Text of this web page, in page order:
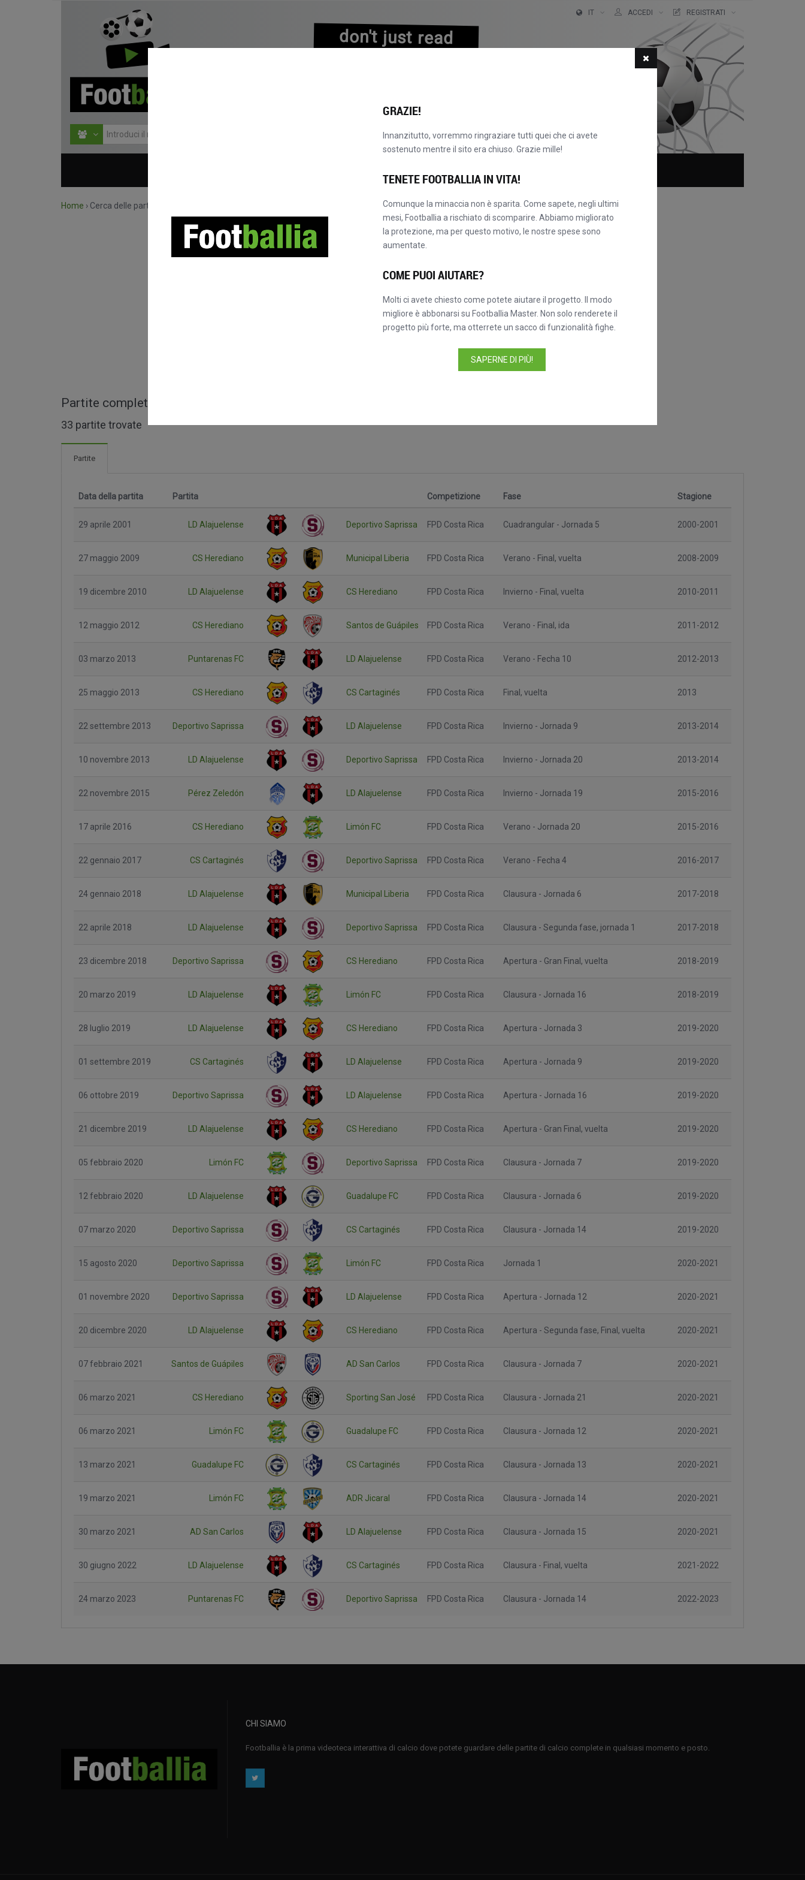
don't just read
IT ACCEDI REGISTRATI
Home › Cerca delle partite per competizione
Partite complete di FPD Costa Rica
33 partite trovate
Partite
Data della partita Partita Competizione Fase Stagione
29 aprile 2001 LD Alajuelense Deportivo Saprissa FPD Costa Rica Cuadrangular - Jornada 5 2000-2001
27 maggio 2009 CS Herediano Municipal Liberia FPD Costa Rica Verano - Final, vuelta 2008-2009
19 dicembre 2010 LD Alajuelense CS Herediano FPD Costa Rica Invierno - Final, vuelta 2010-2011
12 maggio 2012 CS Herediano Santos de Guápiles FPD Costa Rica Verano - Final, ida 2011-2012
03 marzo 2013 Puntarenas FC LD Alajuelense FPD Costa Rica Verano - Fecha 10 2012-2013
25 maggio 2013 CS Herediano CS Cartaginés FPD Costa Rica Final, vuelta 2013
22 settembre 2013 Deportivo Saprissa LD Alajuelense FPD Costa Rica Invierno - Jornada 9 2013-2014
10 novembre 2013 LD Alajuelense Deportivo Saprissa FPD Costa Rica Invierno - Jornada 20 2013-2014
22 novembre 2015 Pérez Zeledón LD Alajuelense FPD Costa Rica Invierno - Jornada 19 2015-2016
17 aprile 2016 CS Herediano Limón FC FPD Costa Rica Verano - Jornada 20 2015-2016
22 gennaio 2017 CS Cartaginés Deportivo Saprissa FPD Costa Rica Verano - Fecha 4 2016-2017
24 gennaio 2018 LD Alajuelense Municipal Liberia FPD Costa Rica Clausura - Jornada 6 2017-2018
22 aprile 2018 LD Alajuelense Deportivo Saprissa FPD Costa Rica Clausura - Segunda fase, jornada 1 2017-2018
23 dicembre 2018 Deportivo Saprissa CS Herediano FPD Costa Rica Apertura - Gran Final, vuelta 2018-2019
20 marzo 2019 LD Alajuelense Limón FC FPD Costa Rica Clausura - Jornada 16 2018-2019
28 luglio 2019 LD Alajuelense CS Herediano FPD Costa Rica Apertura - Jornada 3 2019-2020
01 settembre 2019 CS Cartaginés LD Alajuelense FPD Costa Rica Apertura - Jornada 9 2019-2020
06 ottobre 2019 Deportivo Saprissa LD Alajuelense FPD Costa Rica Apertura - Jornada 16 2019-2020
21 dicembre 2019 LD Alajuelense CS Herediano FPD Costa Rica Apertura - Gran Final, vuelta 2019-2020
05 febbraio 2020 Limón FC Deportivo Saprissa FPD Costa Rica Clausura - Jornada 7 2019-2020
12 febbraio 2020 LD Alajuelense Guadalupe FC FPD Costa Rica Clausura - Jornada 6 2019-2020
07 marzo 2020 Deportivo Saprissa CS Cartaginés FPD Costa Rica Clausura - Jornada 14 2019-2020
15 agosto 2020 Deportivo Saprissa Limón FC FPD Costa Rica Jornada 1 2020-2021
01 novembre 2020 Deportivo Saprissa LD Alajuelense FPD Costa Rica Apertura - Jornada 12 2020-2021
20 dicembre 2020 LD Alajuelense CS Herediano FPD Costa Rica Apertura - Segunda fase, Final, vuelta 2020-2021
07 febbraio 2021 Santos de Guápiles AD San Carlos FPD Costa Rica Clausura - Jornada 7 2020-2021
06 marzo 2021 CS Herediano Sporting San José FPD Costa Rica Clausura - Jornada 21 2020-2021
06 marzo 2021 Limón FC Guadalupe FC FPD Costa Rica Clausura - Jornada 12 2020-2021
13 marzo 2021 Guadalupe FC CS Cartaginés FPD Costa Rica Clausura - Jornada 13 2020-2021
19 marzo 2021 Limón FC ADR Jicaral FPD Costa Rica Clausura - Jornada 14 2020-2021
30 marzo 2021 AD San Carlos LD Alajuelense FPD Costa Rica Clausura - Jornada 15 2020-2021
30 giugno 2022 LD Alajuelense CS Cartaginés FPD Costa Rica Clausura - Final, vuelta 2021-2022
24 marzo 2023 Puntarenas FC Deportivo Saprissa FPD Costa Rica Clausura - Jornada 14 2022-2023
CHI SIAMO
Footballia è la prima videoteca interattiva di calcio dove potete guardare delle partite di calcio complete in qualsiasi momento e posto.
GRAZIE!
Innanzitutto, vorremmo ringraziare tutti quei che ci avete
sostenuto mentre il sito era chiuso. Grazie mille!
TENETE FOOTBALLIA IN VITA!
Comunque la minaccia non è sparita. Come sapete, negli ultimi
mesi, Footballia a rischiato di scomparire. Abbiamo migliorato
la protezione, ma per questo motivo, le nostre spese sono
aumentate.
COME PUOI AIUTARE?
Molti ci avete chiesto come potete aiutare il progetto. Il modo
migliore è abbonarsi su Footballia Master. Non solo renderete il
progetto più forte, ma otterrete un sacco di funzionalità fighe.
SAPERNE DI PIÙ!